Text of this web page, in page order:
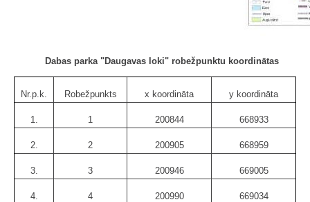
Dabas parka "Daugavas loki" robežpunktu koordinātas
Nr.p.k. Robežpunkts x koordināta y koordināta
1. 1 200844 668933
2. 2 200905 668959
3. 3 200946 669005
4. 4 200990 669034